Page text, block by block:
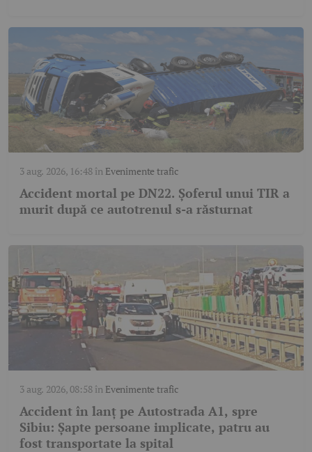
3 aug. 2026, 16:48în Evenimente trafic
Accident mortal pe DN22. Șoferul unui TIR a
murit după ce autotrenul s-a răsturnat
3 aug. 2026, 08:58în Evenimente trafic
Accident în lanț pe Autostrada A1, spre
Sibiu: Șapte persoane implicate, patru au
fost transportate la spital